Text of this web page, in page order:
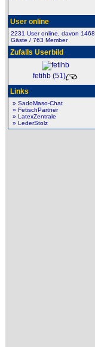
User online
2231 User online, davon 1468
Gäste / 763 Member
Zufalls Userbild
fetihb (51)
Links
» SadoMaso-Chat
» FetischPartner
» LatexZentrale
» LederStolz